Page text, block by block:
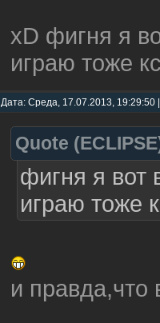
xD фигня я
играю тоже
Дата: Среда, 17.07.2013,
Quote (ECLIPSE
фигня я
играю тоже
и правда,что